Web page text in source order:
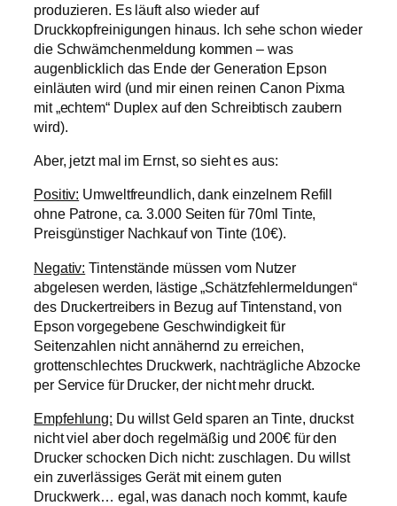
produzieren. Es läuft also wieder auf
Druckkopfreinigungen hinaus. Ich sehe schon wieder
die Schwämchenmeldung kommen – was
augenblicklich das Ende der Generation Epson
einläuten wird (und mir einen reinen Canon Pixma
mit „echtem“ Duplex auf den Schreibtisch zaubern
wird).
Aber, jetzt mal im Ernst, so sieht es aus:
Positiv: Umweltfreundlich, dank einzelnem Refill
ohne Patrone, ca. 3.000 Seiten für 70ml Tinte,
Preisgünstiger Nachkauf von Tinte (10€).
Negativ: Tintenstände müssen vom Nutzer
abgelesen werden, lästige „Schätzfehlermeldungen“
des Druckertreibers in Bezug auf Tintenstand, von
Epson vorgegebene Geschwindigkeit für
Seitenzahlen nicht annähernd zu erreichen,
grottenschlechtes Druckwerk, nachträgliche Abzocke
per Service für Drucker, der nicht mehr druckt.
Empfehlung: Du willst Geld sparen an Tinte, druckst
nicht viel aber doch regelmäßig und 200€ für den
Drucker schocken Dich nicht: zuschlagen. Du willst
ein zuverlässiges Gerät mit einem guten
Druckwerk… egal, was danach noch kommt, kaufe